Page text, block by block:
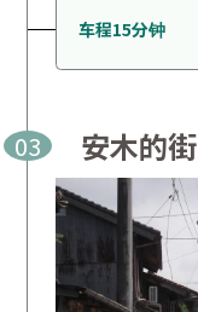
车程15分钟
03 安木的